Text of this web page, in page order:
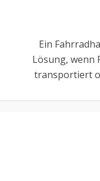
Ein
Lösung, wenn
transportiert